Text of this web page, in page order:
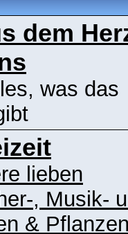
dem
was das
lieben
, Musik-
&